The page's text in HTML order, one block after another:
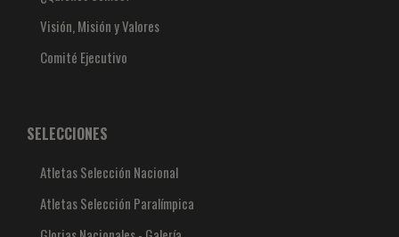
Visión, Misión y Valores
Comité Ejecutivo
SELECCIONES
Atletas Selección Nacional
Atletas Selección Paralímpica